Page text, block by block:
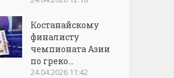
Костанайскому
финалисту
чемпионата Азии
по греко...
24.04.2026 11:42